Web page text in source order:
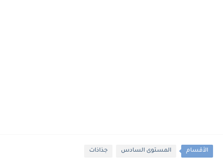
الأقسام المستوى السادس جذاذات